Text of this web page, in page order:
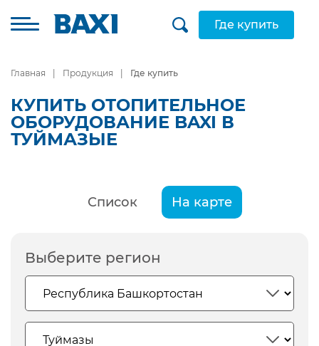
Где купить
Главная Продукция Где купить
КУПИТЬ ОТОПИТЕЛЬНОЕ
ОБОРУДОВАНИЕ BAXI В
ТУЙМАЗЫЕ
Список На карте
Выберите регион